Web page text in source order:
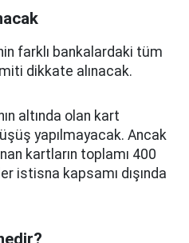
farklı bankalardaki tüm
dikkate alınacak.
altında olan kart
yapılmayacak. Ancak
kartların toplamı 400
istisna kapsamı dışında